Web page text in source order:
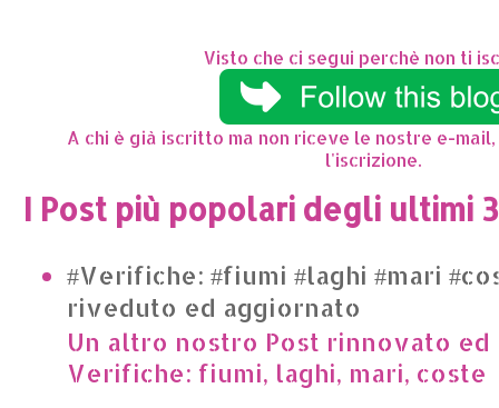
Visto che ci segui perchè non ti
A chi è già iscritto ma non riceve le nostre e-
l'iscrizione.
I Post più popolari degli ultimi
#Verifiche: #fiumi #laghi #mari
riveduto ed aggiornato
Un altro nostro Post rinnovato
Verifiche: fiumi, laghi, mari, coste